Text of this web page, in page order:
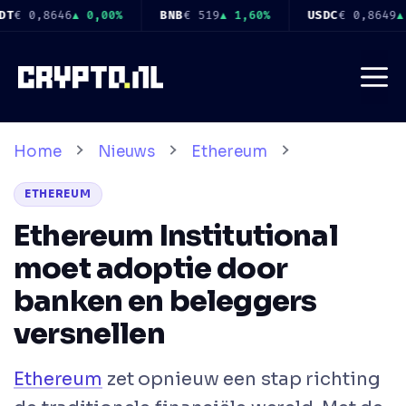
Ga
inhoud
USDC€ 0,8649 ▲ 0,00% XRP€ 0,9182 ▼ 1,30%
Home Nieuws Ethereum
ETHEREUM
Ethereum Institutional
moet adoptie door
banken en beleggers
versnellen
Ethereum zet opnieuw een stap richting